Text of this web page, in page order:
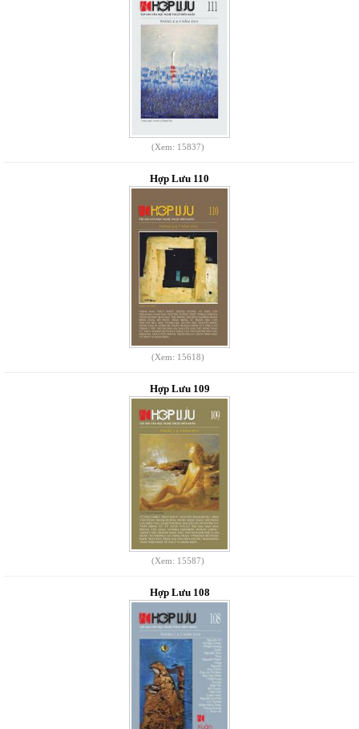
(Xem: 15837)
Hợp Lưu 110
(Xem: 15618)
Hợp Lưu 109
(Xem: 15587)
Hợp Lưu 108